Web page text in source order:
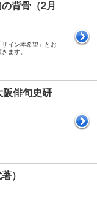
背骨（2月
サイン本希望」とお
ます。
阪俳句史研
）